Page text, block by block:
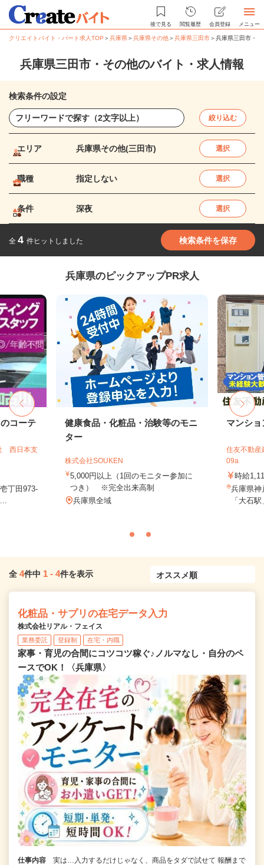
後で見る 閲覧履歴 会員登録 メニュー
クリエイトバイト・パート求人TOP ＞兵庫県＞兵庫県その他＞兵庫県三田市＞兵庫県三田市・
兵庫県三田市・その他のバイト・求人情報
検索条件の設定
絞り込む
エリア 兵庫県その他(三田市) 選択
職種 指定しない 選択
条件 深夜 選択
全 4 件ヒットしました 検索条件を保存
兵庫県のピックアップPR求人
コーテ
西日本支
丁田973-
健康食品・化粧品・治験等のモニ
ター
株式会社SOUKEN
5,000円以上（1回のモニター参加に
つき） ※完全出来高制
兵庫県全域
マンシ
住友不動産
09a
時給
兵庫県神
「大石
全 4件中 1 - 4件を表示
化粧品・サプリの在宅データ入力
株式会社リアル・フェイス
業務委託 登録制 在宅・内職
家事・育児の合間にコツコツ稼ぐ♪ノルマなし・自分のペ
ースでOK！〈兵庫県〉
仕事内容
実は…入力するだけじゃなく、商品をタダで試せて 報酬まで